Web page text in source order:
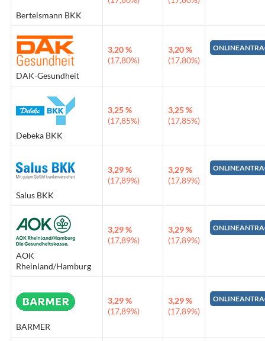
Bertelsmann BKK
DAK-Gesundheit
3,20 %
(17,80%)
3,20 %
(17,80%)
Debeka BKK
3,25 %
(17,85%)
3,25 %
(17,85%)
Salus BKK
3,29 %
(17,89%)
3,29 %
(17,89%)
AOK
Rheinland/Hamburg
3,29 %
(17,89%)
3,29 %
(17,89%)
BARMER
3,29 %
(17,89%)
3,29 %
(17,89%)